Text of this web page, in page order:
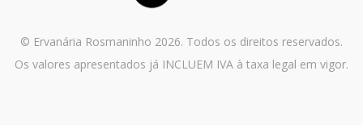
© Ervanária Rosmaninho 2026. Todos os direitos reservados.
Os valores apresentados já INCLUEM IVA à taxa legal em vigor.